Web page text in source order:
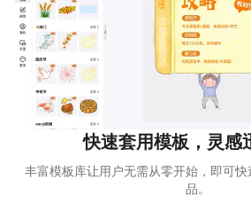
快速套用模板，灵感
丰富模板库让用户无需从零开始，即可
品。